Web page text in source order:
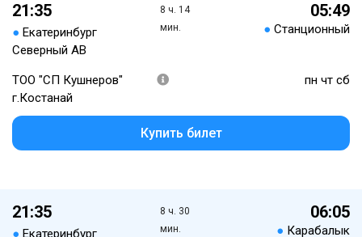
21:35
● Екатеринбург
Северный АВ
8 ч. 14
мин.
05:49
● Станционный
ТОО "СП Кушнеров"
г.Костанай
пн чт сб
Купить билет
21:35
● Екатеринбург
8 ч. 30
мин.
06:05
● Карабалык